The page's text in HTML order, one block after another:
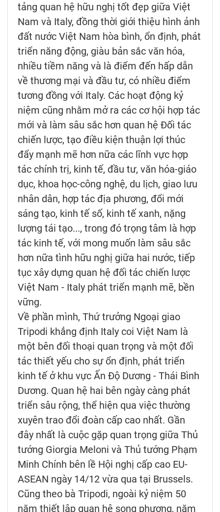
tảng quan hệ hữu nghị tốt đẹp giữa Việt
Nam và Italy, đồng thời giới thiệu hình ảnh
đất nước Việt Nam hòa bình, ổn định, phát
triển năng động, giàu bản sắc văn hóa,
nhiều tiềm năng và là điểm đến hấp dẫn
về thương mại và đầu tư, có nhiều điểm
tương đồng với Italy. Các hoạt động kỷ
niệm cũng nhằm mở ra các cơ hội hợp tác
mới và làm sâu sắc hơn quan hệ Đối tác
chiến lược, tạo điều kiện thuận lợi thúc
đẩy mạnh mẽ hơn nữa các lĩnh vực hợp
tác chính trị, kinh tế, đầu tư, văn hóa-giáo
dục, khoa học-công nghệ, du lịch, giao lưu
nhân dân, hợp tác địa phương, đổi mới
sáng tạo, kinh tế số, kinh tế xanh, nặng
lượng tái tạo..., trong đó trọng tâm là hợp
tác kinh tế, với mong muốn làm sâu sắc
hơn nữa tình hữu nghị giữa hai nước, tiếp
tục xây dựng quan hệ đối tác chiến lược
Việt Nam - Italy phát triển mạnh mẽ, bền
vững.
Về phần mình, Thứ trưởng Ngoại giao
Tripodi khẳng định Italy coi Việt Nam là
một bên đối thoại quan trọng và một đối
tác thiết yếu cho sự ổn định, phát triển
kinh tế ở khu vực Ấn Độ Dương - Thái Bình
Dương. Quan hệ hai bên ngày càng phát
triển sâu rộng, thể hiện qua việc thường
xuyên trao đổi đoàn cấp cao nhất. Gần
đây nhất là cuộc gặp quan trọng giữa Thủ
tướng Giorgia Meloni và Thủ tướng Phạm
Minh Chính bên lề Hội nghị cấp cao EU-
ASEAN ngày 14/12 vừa qua tại Brussels.
Cũng theo bà Tripodi, ngoài kỷ niệm 50
năm thiết lập quan hệ song phương, năm